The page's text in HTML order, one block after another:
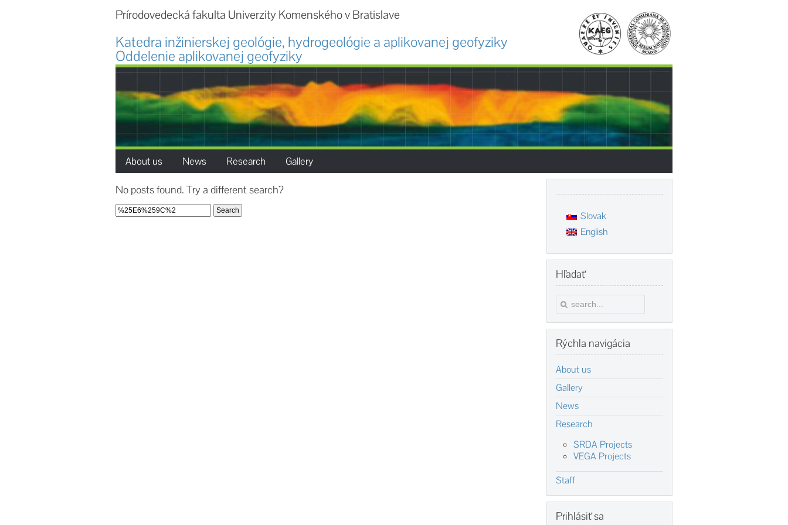
Prírodovedecká fakulta Univerzity Komenského v Bratislave
Katedra inžinierskej geológie, hydrogeológie a aplikovanej geofyziky
Oddelenie aplikovanej geofyziky
.
About us News Research Gallery
No posts found. Try a different search?
Search
for:
Slovak
English
Hľadať
Rýchla navigácia
About us
Gallery
News
Research
SRDA Projects
VEGA Projects
Staff
Prihlásiťsa